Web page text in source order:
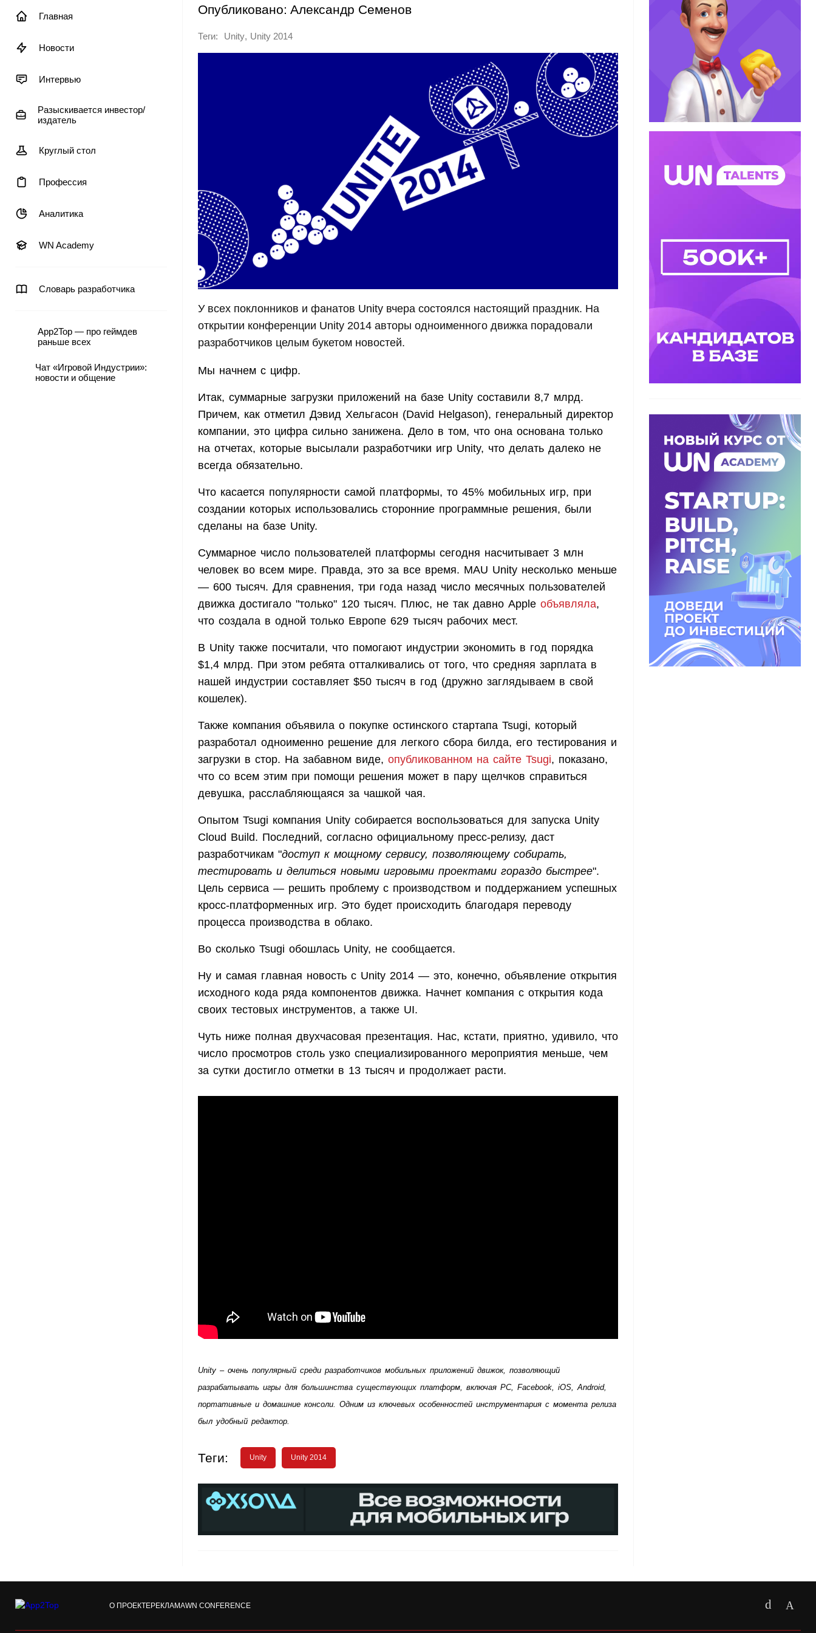
Главная
Новости
Интервью
Разыскивается инвестор/
издатель
Круглый стол
Профессия
Аналитика
WN Academy
Словарь разработчика
App2Top — про геймдев
раньше всех
Чат «Игровой Индустрии»:
новости и общение
Опубликовано: Александр Семенов
Теги: Unity, Unity 2014
У всех поклонников и фанатов Unity вчера состоялся настоящий праздник. На
открытии конференции Unity 2014 авторы одноименного движка порадовали
разработчиков целым букетом новостей.
Мы начнем с цифр.
Итак, суммарные загрузки приложений на базе Unity составили 8,7 млрд.
Причем, как отметил Дэвид Хельгасон (David Helgason), генеральный директор
компании, это цифра сильно занижена. Дело в том, что она основана только
на отчетах, которые высылали разработчики игр Unity, что делать далеко не
всегда обязательно.
Что касается популярности самой платформы, то 45% мобильных игр, при
создании которых использовались сторонние программные решения, были
сделаны на базе Unity.
Суммарное число пользователей платформы сегодня насчитывает 3 млн
человек во всем мире. Правда, это за все время. MAU Unity несколько меньше
— 600 тысяч. Для сравнения, три года назад число месячных пользователей
движка достигало "только" 120 тысяч. Плюс, не так давно Apple объявляла,
что создала в одной только Европе 629 тысяч рабочих мест.
В Unity также посчитали, что помогают индустрии экономить в год порядка
$1,4 млрд. При этом ребята отталкивались от того, что средняя зарплата в
нашей индустрии составляет $50 тысяч в год (дружно заглядываем в свой
кошелек).
Также компания объявила о покупке остинского стартапа Tsugi, который
разработал одноименно решение для легкого сбора билда, его тестирования и
загрузки в стор. На забавном виде, опубликованном на сайте Tsugi, показано,
что со всем этим при помощи решения может в пару щелчков справиться
девушка, расслабляющаяся за чашкой чая.
Опытом Tsugi компания Unity собирается воспользоваться для запуска Unity
Cloud Build. Последний, согласно официальному пресс-релизу, даст
разработчикам "доступ к мощному сервису, позволяющему собирать,
тестировать и делиться новыми игровыми проектами гораздо быстрее".
Цель сервиса — решить проблему с производством и поддержанием успешных
кросс-платформенных игр. Это будет происходить благодаря переводу
процесса производства в облако.
Во сколько Tsugi обошлась Unity, не сообщается.
Ну и самая главная новость с Unity 2014 — это, конечно, объявление открытия
исходного кода ряда компонентов движка. Начнет компания с открытия кода
своих тестовых инструментов, а также UI.
Чуть ниже полная двухчасовая презентация. Нас, кстати, приятно, удивило, что
число просмотров столь узко специализированного мероприятия меньше, чем
за сутки достигло отметки в 13 тысяч и продолжает расти.
Unity – очень популярный среди разработчиков мобильных приложений движок, позволяющий
разрабатывать игры для большинства существующих платформ, включая PC, Facebook, iOS, Android,
портативные и домашние консоли. Одним из ключевых особенностей инструментария с момента релиза
был удобный редактор.
Теги: Unity Unity 2014
О ПРОЕКТЕРЕКЛАМАWN CONFERENCE